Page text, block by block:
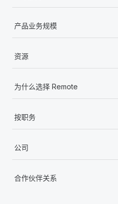
产品业务规模
资源
为什么选择 Remote
按职务
公司
合作伙伴关系